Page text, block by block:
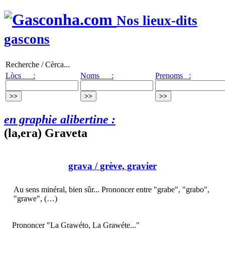
Nos lieux-dits
gascons
Recherche / Cèrca...
Lòcs :
Noms : Prenoms :
en graphie alibertine :
(la,era) Graveta
grava / grève, gravier
Au sens minéral, bien sûr... Prononcer entre "grabe", "grabo",
"grawe", (…)
Prononcer "La Grawéto, La Grawéte..."